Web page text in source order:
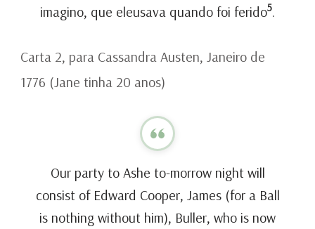
imagino, que eleusava quando foi ferido5.
Carta 2, para Cassandra Austen, Janeiro de
1776 (Jane tinha 20 anos)
Our party to Ashe to-morrow night will
consist of Edward Cooper, James (for a Ball
is nothing without him), Buller, who is now